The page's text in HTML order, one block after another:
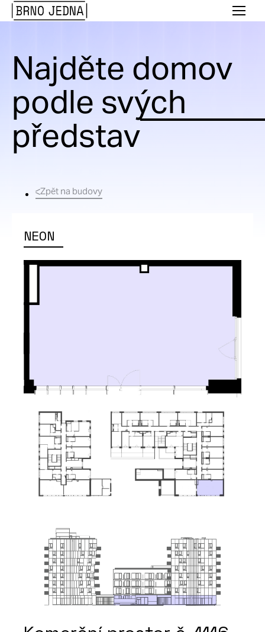
Jedna
Menu
Najděte domov
podle svých
představ
Zpět na budovy
NEON